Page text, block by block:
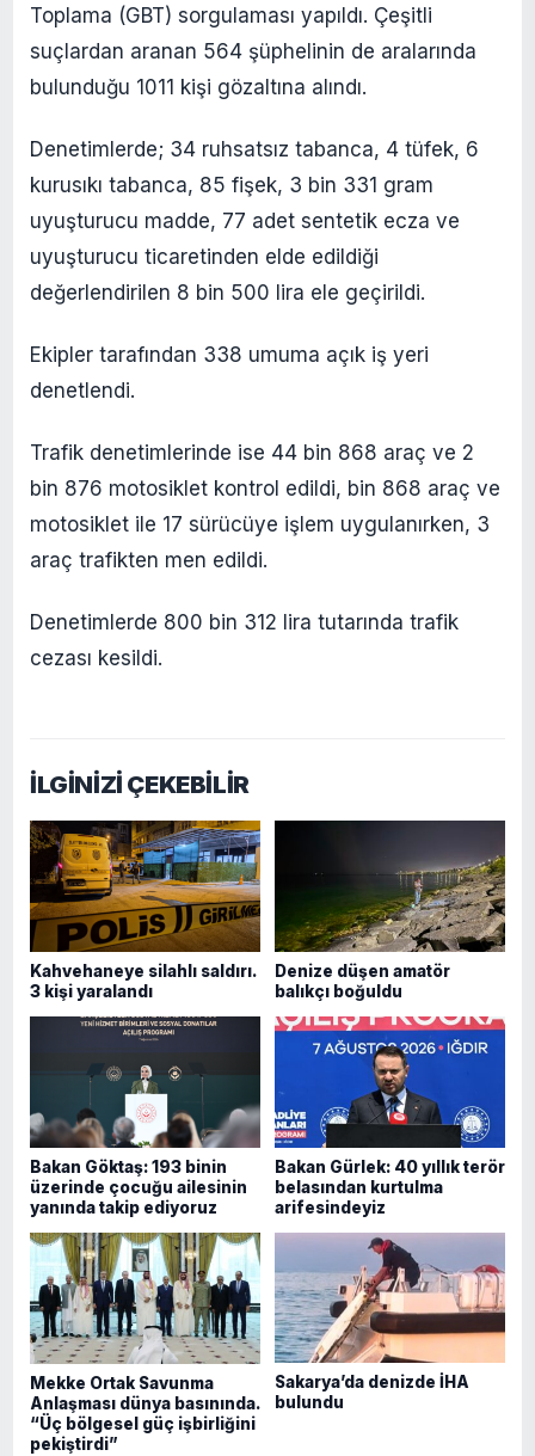
Toplama (GBT) sorgulaması yapıldı. Çeşitli
suçlardan aranan 564 şüphelinin de aralarında
bulunduğu 1011 kişi gözaltına alındı.
Denetimlerde; 34 ruhsatsız tabanca, 4 tüfek, 6
kurusıkı tabanca, 85 fişek, 3 bin 331 gram
uyuşturucu madde, 77 adet sentetik ecza ve
uyuşturucu ticaretinden elde edildiği
değerlendirilen 8 bin 500 lira ele geçirildi.
Ekipler tarafından 338 umuma açık iş yeri
denetlendi.
Trafik denetimlerinde ise 44 bin 868 araç ve 2
bin 876 motosiklet kontrol edildi, bin 868 araç ve
motosiklet ile 17 sürücüye işlem uygulanırken, 3
araç trafikten men edildi.
Denetimlerde 800 bin 312 lira tutarında trafik
cezası kesildi.
İLGİNİZİ ÇEKEBİLİR
Kahvehaneye silahlı saldırı.
3 kişi yaralandı
Denize düşen amatör
balıkçı boğuldu
Bakan Göktaş: 193 binin
üzerinde çocuğu ailesinin
yanında takip ediyoruz
Bakan Gürlek: 40 yıllık terör
belasından kurtulma
arifesindeyiz
Mekke Ortak Savunma
Anlaşması dünya basınında.
“Üç bölgesel güç işbirliğini
pekiştirdi”
Sakarya’da denizde İHA
bulundu